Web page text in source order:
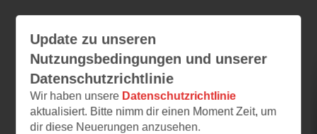
Sonnenberg
24.07.2026 – 10:34
Frauen im Spannungsfeld
Update zu unseren
Nutzungsbedingungen und unserer
Datenschutzrichtlinie
Wir haben unsere Datenschutzrichtlinie
aktualisiert. Bitte nimm dir einen Moment Zeit, um
dir diese Neuerungen anzusehen.